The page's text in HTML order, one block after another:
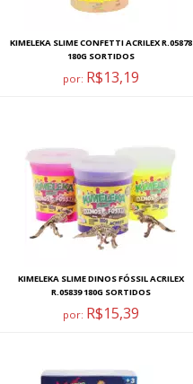
KIMELEKA SLIME CONFETTI ACRILEX R.05878
180G SORTIDOS
por: R$13,19
KIMELEKA SLIME DINOS FÓSSIL ACRILEX
R.05839 180G SORTIDOS
por: R$15,39